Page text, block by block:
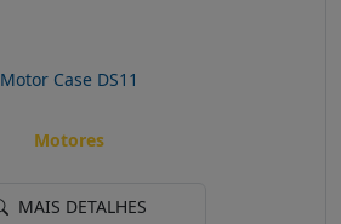
Motor Case DS11
Motores
MAIS DETALHES